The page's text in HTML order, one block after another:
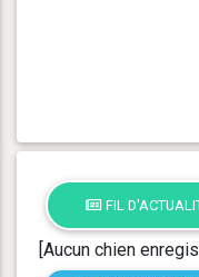
FIL
[Aucun chien